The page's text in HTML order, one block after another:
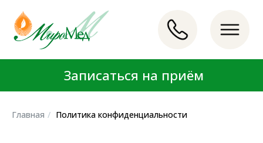
Главная / Политика конфиденциальности